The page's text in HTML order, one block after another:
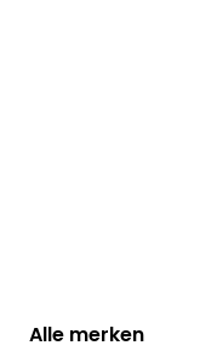
Alle merken